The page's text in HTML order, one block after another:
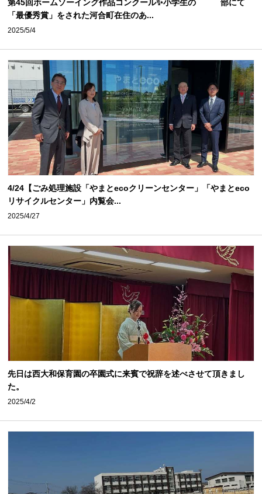
第45回ホームソーイング作品コンクール✨小学生の 部にて
「最優秀賞」をされた河合町在住のあ...
2025/5/4
4/24【ごみ処理施設「やまとecoクリーンセンター」「やまとeco
リサイクルセンター」内覧会...
2025/4/27
先日は西大和保育園の卒園式に来賓で祝辞を述べさせて頂きまし
た。
2025/4/2